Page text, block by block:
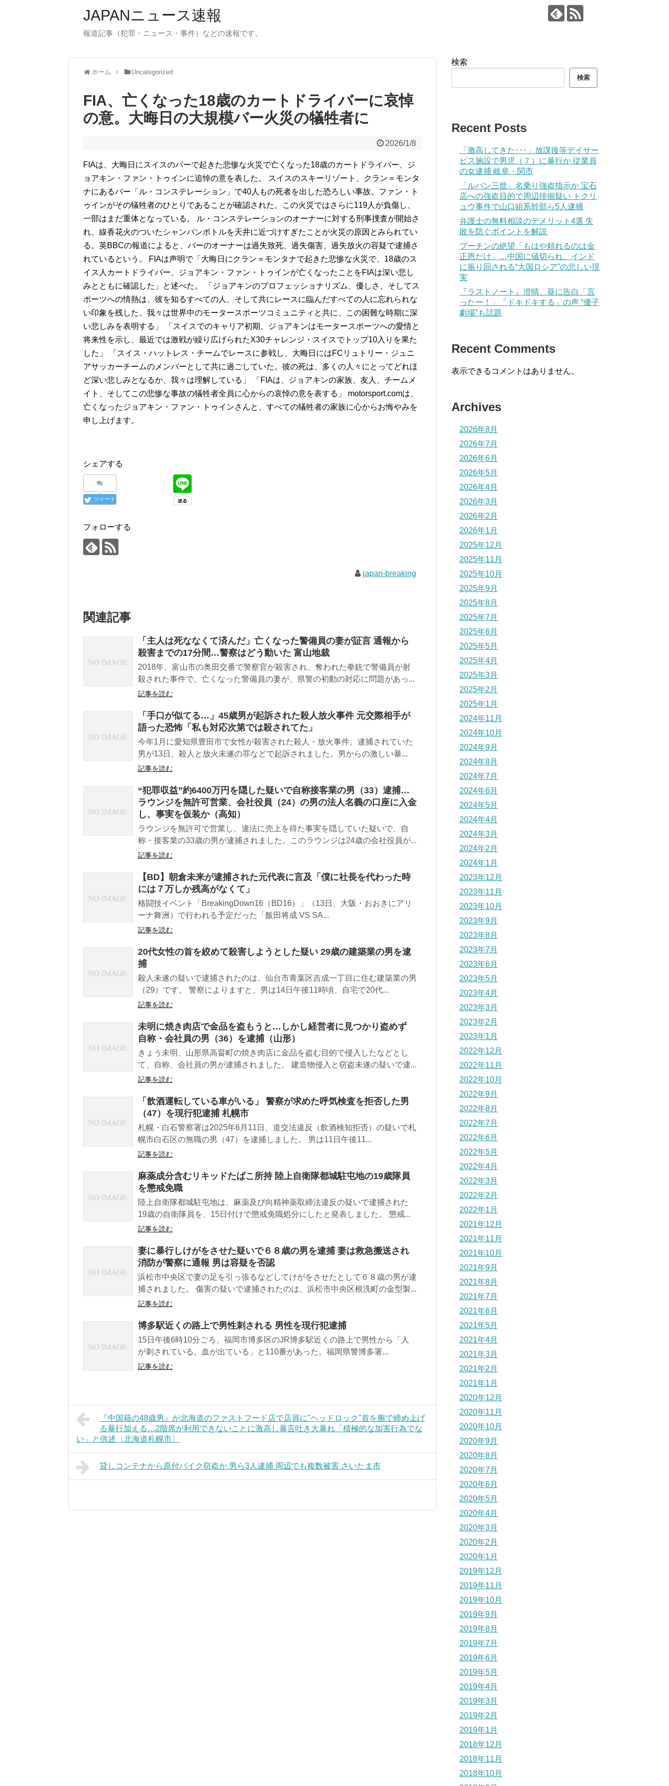
JAPANニュース速報
報道記事（犯罪・ニュース・事件）などの速報です。
ホーム Uncategorized
FIA、亡くなった18歳のカートドライバーに哀悼
の意。大晦日の大規模バー火災の犠牲者に
2026/1/8
FIAは、大晦日にスイスのバーで起きた悲惨な火災で亡くなった18歳のカートドライバー、ジ
ョアキン・ファン・トゥインに追悼の意を表した。 スイスのスキーリゾート、クラン＝モンタ
ナにあるバー「ル・コンステレーション」で40人もの死者を出した恐ろしい事故。ファン・ト
ゥインがその犠牲者のひとりであることが確認された。この火災ではさらに119人が負傷し、
一部はまだ重体となっている。 ル・コンステレーションのオーナーに対する刑事捜査が開始さ
れ、線香花火のついたシャンパンボトルを天井に近づけすぎたことが火災の原因とみられてい
る。英BBCの報道によると、バーのオーナーは過失致死、過失傷害、過失放火の容疑で逮捕さ
れているという。 FIAは声明で「大晦日にクラン＝モンタナで起きた悲惨な火災で、18歳のス
イス人カートドライバー、ジョアキン・ファン・トゥインが亡くなったことをFIAは深い悲し
みとともに確認した」と述べた。 「ジョアキンのプロフェッショナリズム、優しさ、そしてス
ポーツへの情熱は、彼を知るすべての人、そして共にレースに臨んだすべての人に忘れられな
い印象を残した。我々は世界中のモータースポーツコミュニティと共に、この困難な時期に深
い悲しみを表明する」 「スイスでのキャリア初期、ジョアキンはモータースポーツへの愛情と
将来性を示し、最近では激戦が繰り広げられたX30チャレンジ・スイスでトップ10入りを果た
した」 「スイス・ハットレス・チームでレースに参戦し、大晦日にはFCリュトリー・ジュニ
アサッカーチームのメンバーとして共に過ごしていた。彼の死は、多くの人々にとってどれほ
ど深い悲しみとなるか、我々は理解している」 「FIAは、ジョアキンの家族、友人、チームメ
イト、そしてこの悲惨な事故の犠牲者全員に心からの哀悼の意を表する」 motorsport.comは、
亡くなったジョアキン・ファン・トゥインさんと、すべての犠牲者の家族に心からお悔やみを
申し上げます。
シェアする
ツイート
フォローする
japan-breaking
関連記事
「主人は死ななくて済んだ」亡くなった警備員の妻が証言 通報から
殺害までの17分間…警察はどう動いた 富山地裁
2018年、富山市の奥田交番で警察官が殺害され、奪われた拳銃で警備員が射
殺された事件で、亡くなった警備員の妻が、県警の初動の対応に問題があっ...
記事を読む
「手口が似てる…」45歳男が起訴された殺人放火事件 元交際相手が
語った恐怖「私も対応次第では殺されてた」
今年1月に愛知県豊田市で女性が殺害された殺人・放火事件。逮捕されていた
男が13日、殺人と放火未遂の罪などで起訴されました。男からの激しい暴...
記事を読む
“犯罪収益”約6400万円を隠した疑いで自称接客業の男（33）逮捕…
ラウンジを無許可営業、会社役員（24）の男の法人名義の口座に入金
し、事実を仮装か（高知）
ラウンジを無許可で営業し、違法に売上を得た事実を隠していた疑いで、自
称・接客業の33歳の男が逮捕されました。このラウンジは24歳の会社役員が...
記事を読む
【BD】朝倉未来が逮捕された元代表に言及「僕に社長を代わった時
には７万しか残高がなくて」
格闘技イベント「BreakingDown16（BD16）」（13日、大阪・おおきにアリ
ーナ舞洲）で行われる予定だった「飯田将成 VS SA...
記事を読む
20代女性の首を絞めて殺害しようとした疑い 29歳の建築業の男を逮
捕
殺人未遂の疑いで逮捕されたのは、仙台市青葉区吉成一丁目に住む建築業の男
（29）です。 警察によりますと、男は14日午後11時頃、自宅で20代...
記事を読む
未明に焼き肉店で金品を盗もうと…しかし経営者に見つかり盗めず
自称・会社員の男（36）を逮捕（山形）
きょう未明、山形県高畠町の焼き肉店に金品を盗む目的で侵入したなどとし
て、自称、会社員の男が逮捕されました。 建造物侵入と窃盗未遂の疑いで逮...
記事を読む
「飲酒運転している車がいる」 警察が求めた呼気検査を拒否した男
（47）を現行犯逮捕 札幌市
札幌・白石警察署は2025年6月11日、道交法違反（飲酒検知拒否）の疑いで札
幌市白石区の無職の男（47）を逮捕しました。 男は11日午後11...
記事を読む
麻薬成分含むリキッドたばこ所持 陸上自衛隊都城駐屯地の19歳隊員
を懲戒免職
陸上自衛隊都城駐屯地は、麻薬及び向精神薬取締法違反の疑いで逮捕された
19歳の自衛隊員を、15日付けで懲戒免職処分にしたと発表しました。 懲戒...
記事を読む
妻に暴行しけがをさせた疑いで６８歳の男を逮捕 妻は救急搬送され
消防が警察に通報 男は容疑を否認
浜松市中央区で妻の足を引っ張るなどしてけがをさせたとして６８歳の男が逮
捕されました。 傷害の疑いで逮捕されたのは、浜松市中央区根洗町の金型製...
記事を読む
博多駅近くの路上で男性刺される 男性を現行犯逮捕
15日午後6時10分ごろ、福岡市博多区のJR博多駅近くの路上で男性から「人
が刺されている。血が出ている」と110番があった。福岡県警博多署...
記事を読む
『中国籍の48歳男』が北海道のファストフード店で店員に"ヘッドロック"首を腕で締め上げ
る暴行加える…2階席が利用できないことに激高し暴言吐き大暴れ「積極的な加害行為でな
い」と供述〈北海道札幌市〉
貸しコンテナから原付バイク窃盗か 男ら3人逮捕 周辺でも複数被害 さいたま市
検索
検索
Recent Posts
「激高してきた･･･」放課後等デイサー
ビス施設で男児（７）に暴行か 従業員
の女逮捕 岐阜・関市
「ルパン三世」名乗り強盗指示か 宝石
店への強盗目的で周辺徘徊疑い トクリ
ュウ事件で山口組系幹部ら5人逮捕
弁護士の無料相談のデメリット4選 失
敗を防ぐポイントを解説
プーチンの絶望「もはや頼れるのは金
正恩だけ」…中国に値切られ、インド
に振り回される“大国ロシア”の悲しい現
実
『ラストノート』澄晴、葵に告白「言
ったー！」「ドキドキする」の声 “優子
劇場”も話題
Recent Comments
表示できるコメントはありません。
Archives
2026年8月
2026年7月
2026年6月
2026年5月
2026年4月
2026年3月
2026年2月
2026年1月
2025年12月
2025年11月
2025年10月
2025年9月
2025年8月
2025年7月
2025年6月
2025年5月
2025年4月
2025年3月
2025年2月
2025年1月
2024年11月
2024年10月
2024年9月
2024年8月
2024年7月
2024年6月
2024年5月
2024年4月
2024年3月
2024年2月
2024年1月
2023年12月
2023年11月
2023年10月
2023年9月
2023年8月
2023年7月
2023年6月
2023年5月
2023年4月
2023年3月
2023年2月
2023年1月
2022年12月
2022年11月
2022年10月
2022年9月
2022年8月
2022年7月
2022年6月
2022年5月
2022年4月
2022年3月
2022年2月
2022年1月
2021年12月
2021年11月
2021年10月
2021年9月
2021年8月
2021年7月
2021年6月
2021年5月
2021年4月
2021年3月
2021年2月
2021年1月
2020年12月
2020年11月
2020年10月
2020年9月
2020年8月
2020年7月
2020年6月
2020年5月
2020年4月
2020年3月
2020年2月
2020年1月
2019年12月
2019年11月
2019年10月
2019年9月
2019年8月
2019年7月
2019年6月
2019年5月
2019年4月
2019年3月
2019年2月
2019年1月
2018年12月
2018年11月
2018年10月